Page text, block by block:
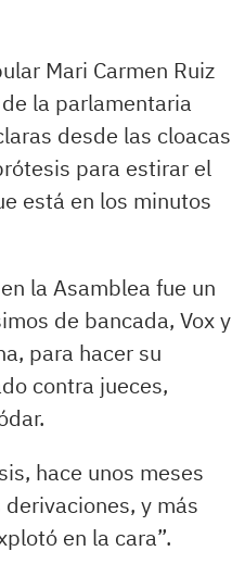
Mari Carmen Ruiz
la parlamentaria
desde las cloacas
para estirar el
está en los minutos
la Asamblea fue un
de bancada, Vox y
para hacer su
contra jueces,
hace unos meses
y más
en la cara”.